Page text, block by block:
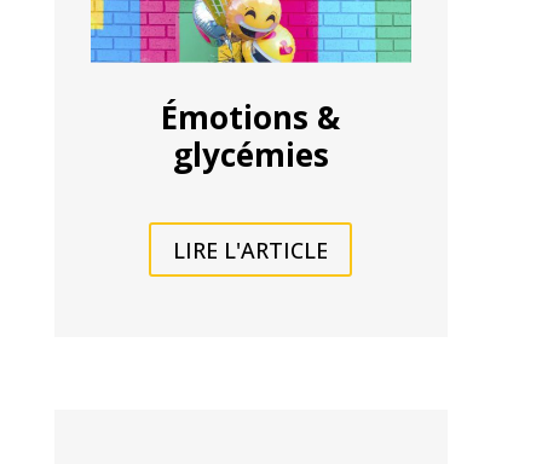
Émotions &
glycémies
LIRE L'ARTICLE